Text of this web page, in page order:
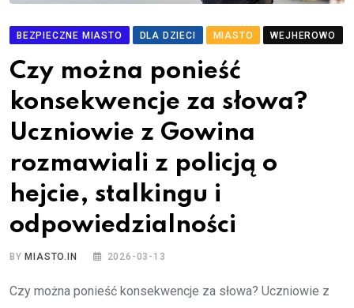
BEZPIECZNE MIASTO DLA DZIECI MIASTO WEJHEROWO
Czy można ponieść
konsekwencje za słowa?
Uczniowie z Gowina
rozmawiali z policją o
hejcie, stalkingu i
odpowiedzialności
BY MIASTO.IN 2026-03-13
Czy można ponieść konsekwencje za słowa? Uczniowie z